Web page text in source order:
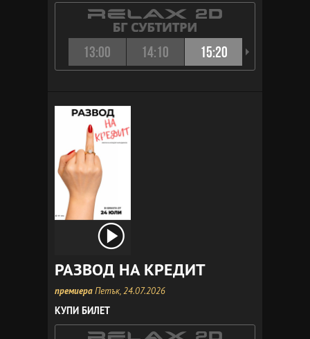
13:00 14:10 15:20
РАЗВОД НА КРЕДИТ
премиераПетък, 24.07.2026
КУПИ БИЛЕТ